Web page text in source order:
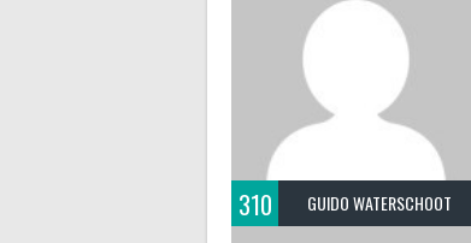
310 GUIDO WATERSCHOOT